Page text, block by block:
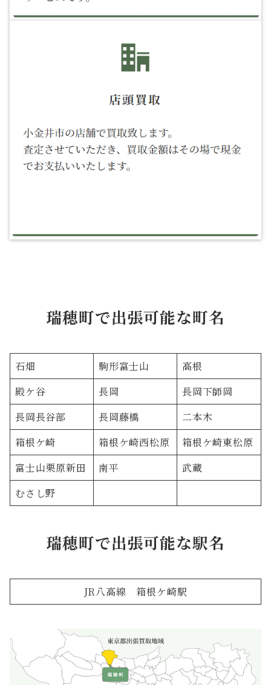
瑞穂町で出張可能な町名
石畑 駒形富士山
高根
殿ケ谷
長岡
長岡下師岡
長岡長谷部
長岡藤橋
二本木
箱根ケ崎
箱根ケ崎西松原
箱根ケ崎東松原
富士山栗原新田
南平
武蔵
むさし野
瑞穂町で出張可能な駅名
JR八高線 箱根ケ崎駅